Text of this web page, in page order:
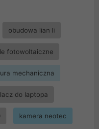
obudowa lian li
fotowoltaiczne
mechaniczna
do laptopa
kamera neotec